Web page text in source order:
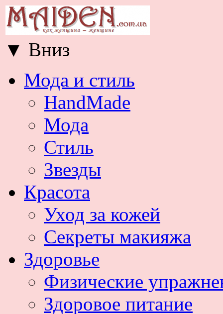
▼ Вниз
Мода и стиль
HandMade
Мода
Стиль
Звезды
Красота
Уход за кожей
Секреты макияжа
Здоровье
Физические
Здоровое питание